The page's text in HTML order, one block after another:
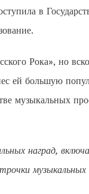
в
Рока», но
ей большую
музыкальных
наград,